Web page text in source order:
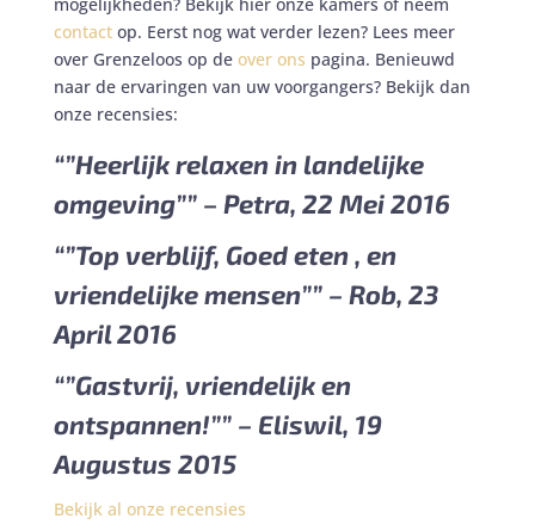
contact op. Eerst nog wat verder lezen? Lees meer
over Grenzeloos op de over ons pagina. Benieuwd
naar de ervaringen van uw voorgangers? Bekijk dan
onze recensies:
“”Heerlijk relaxen in landelijke
omgeving”” – Petra, 22 Mei 2016
“”Top verblijf, Goed eten , en
vriendelijke mensen”” – Rob, 23
April 2016
“”Gastvrij, vriendelijk en
ontspannen!”” – Eliswil, 19
Augustus 2015
Bekijk al onze recensies